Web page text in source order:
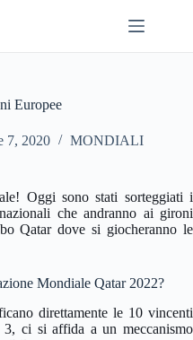
Europee
7, 2020 MONDIALI
Oggi sono stati sorteggiati i
che andranno ai gironi
Qatar dove si giocheranno le
Mondiale Qatar 2022?
direttamente le 10 vincenti
ci si affida a un meccanismo